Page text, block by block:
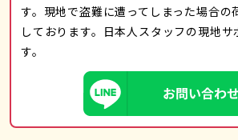
す。現地で盗難に遭ってしまった場合の
しております。日本人スタッフの現地サ
す。